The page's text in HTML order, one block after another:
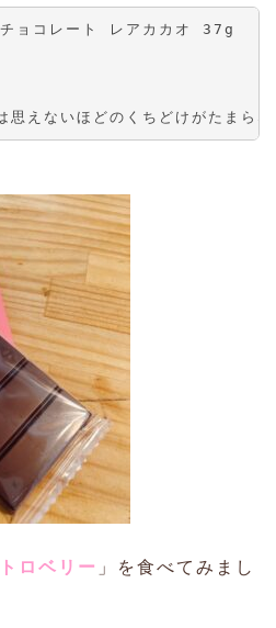
ョコレート レアカカオ 37g
思えないほどのくちどけがたまら
ロベリー 」を食べてみまし